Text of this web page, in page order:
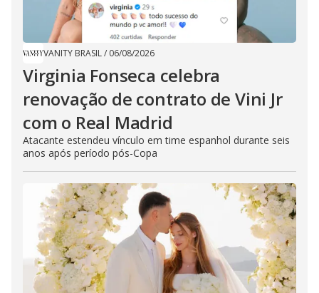
VANITY BRASIL/ 06/08/2026
Virginia Fonseca celebra
renovação de contrato de Vini Jr
com o Real Madrid
Atacante estendeu vínculo em time espanhol durante seis
anos após período pós-Copa